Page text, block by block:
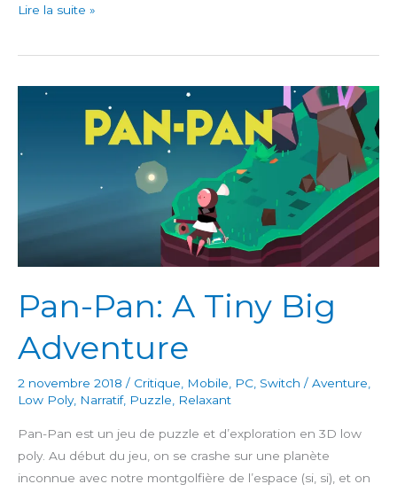
The
Between
Lire la suite »
Pan-Pan: A Tiny Big
Adventure
2 novembre 2018 / Critique Mobile PC Switch / Aventure
Low Poly, Narratif, Puzzle Relaxant
Pan-Pan est un jeu de puzzle et d’exploration en 3D low
poly. Au début du jeu, on se crashe sur une planète
inconnue avec notre montgolfière de l’espace (si, si), et on